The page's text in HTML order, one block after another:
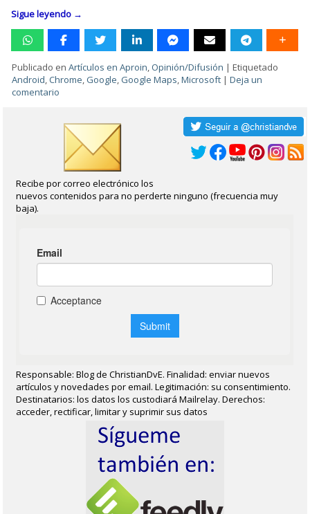
Sigue leyendo →
Publicado en Artículos en Aproin, Opinión/Difusión |Etiquetado
Android,Chrome, Google, Google Maps,Microsoft |Deja un
comentario
Recibe por correo electrónico los
nuevos contenidos para no perderte ninguno (frecuencia muy
baja).
Responsable: Blog de ChristianDvE. Finalidad: enviar nuevos
artículos y novedades por email. Legitimación: su consentimiento.
Destinatarios: los datos los custodiará Mailrelay. Derechos:
acceder, rectificar, limitar y suprimir sus datos